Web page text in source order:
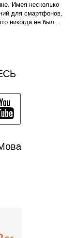
Имея несколько
для смартфонов,
никогда не был...